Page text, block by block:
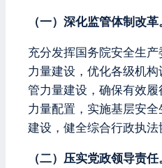
（一）深化监管体制改革
充分发挥国务院安全生
力量建设，优化各级机
管力量建设，确保有效
力量配置，实施基层安
建设，健全综合行政执法
（二）压实党政领导责任